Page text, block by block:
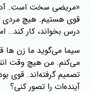
«مریضی سخت است. آدم
قوی هستیم. هیچ مردی
درس بخواند، کار کند…
سیما می‌گوید ما زن
می‌کنم. من هیچ وقت
تصمیم گرفته‌اند. قوی
آینده‌ات را تصور کنی؟